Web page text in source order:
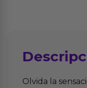
Olvida la